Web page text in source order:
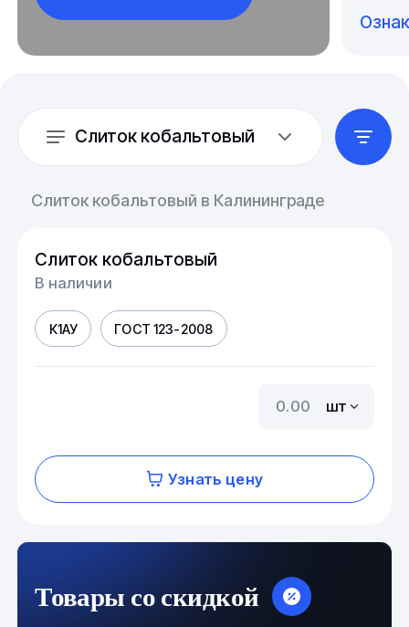
Слиток кобальтовый
Слиток кобальтовый в Калининграде
Слиток кобальтовый
В наличии
К1АУ ГОСТ 123-2008
шт
Узнать цену
Товары со скидкой